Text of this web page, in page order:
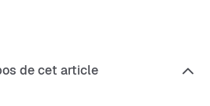
de cet article